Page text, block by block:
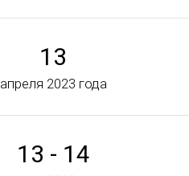
13
апреля 2023 года
13 - 14